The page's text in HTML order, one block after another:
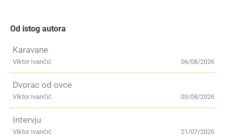
Od istog autora
Karavane
06/08/2026
Viktor Ivančić
Dvorac od ovce
03/08/2026
Viktor Ivančić
Intervju
21/07/2026
Viktor Ivančić